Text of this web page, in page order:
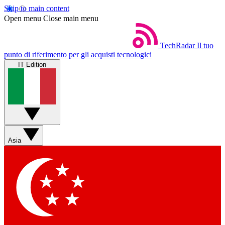
Skip to main content
Open menu Close main menu
TechRadar Il tuo
punto di riferimento per gli acquisti tecnologici
IT Edition
Asia